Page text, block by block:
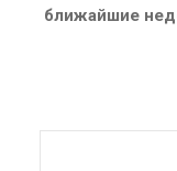
ближайшие